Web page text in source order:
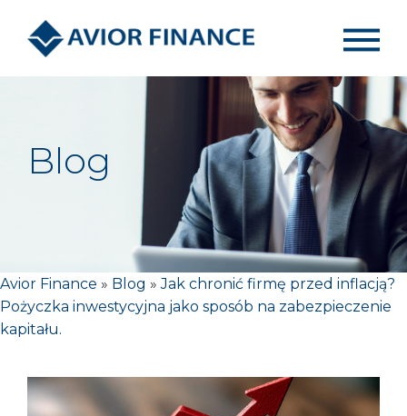
Blog
Avior Finance » Blog »Jak chronić firmę przed inflacją?
Pożyczka inwestycyjna jako sposób na zabezpieczenie
kapitału.